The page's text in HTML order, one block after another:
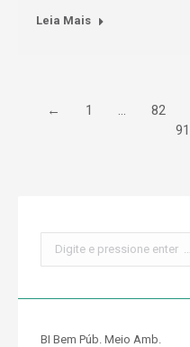
Leia Mais
← 1 … 82
91
BI Bem Púb. Meio Amb.